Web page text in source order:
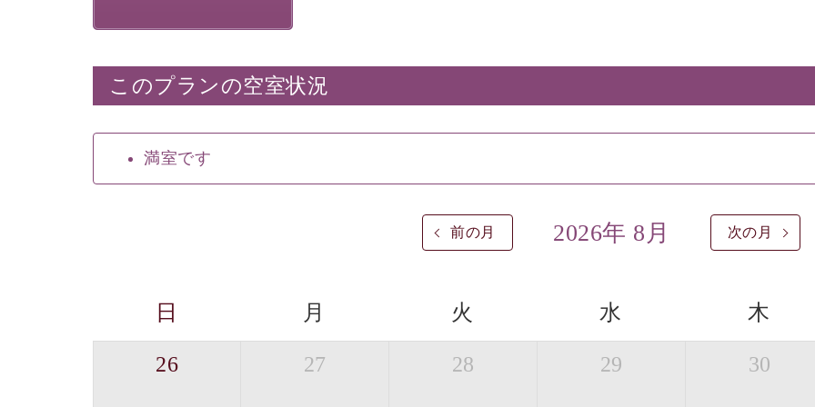
このプランの空室状況
満室です
前の月 2026年 8月 次の月
日 月 火 水 木
26 27 28 29 30